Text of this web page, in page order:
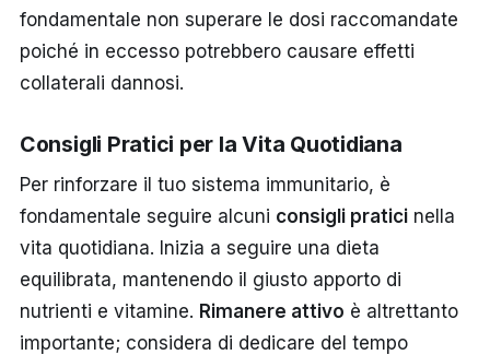
fondamentale non superare le dosi raccomandate
poiché in eccesso potrebbero causare effetti
collaterali dannosi.
Consigli Pratici per la Vita Quotidiana
Per rinforzare il tuo sistema immunitario, è
fondamentale seguire alcuni consigli praticinella
vita quotidiana. Inizia a seguire una dieta
equilibrata, mantenendo il giusto apporto di
nutrienti e vitamine. Rimanere attivo è altrettanto
importante; considera di dedicare del tempo